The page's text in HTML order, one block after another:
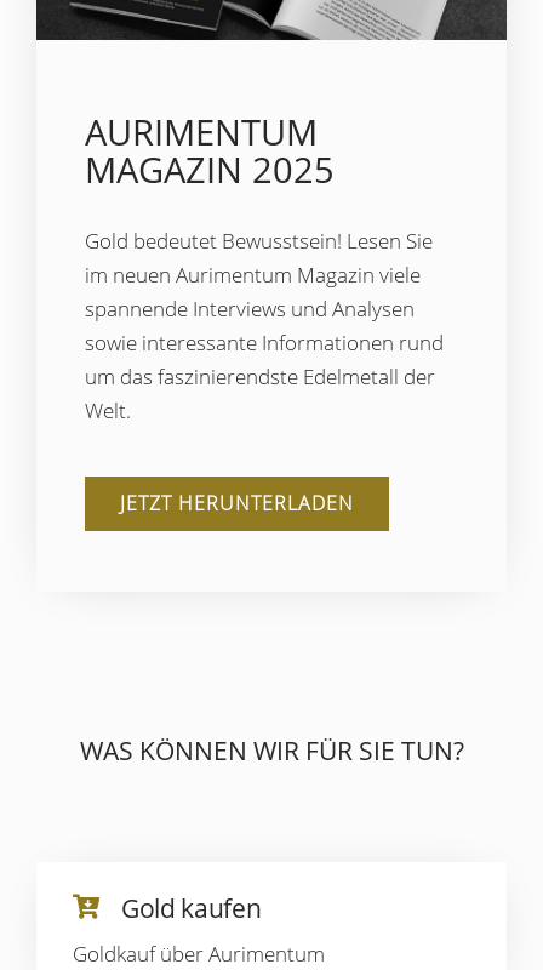
AURIMENTUM
MAGAZIN 2025
Gold bedeutet Bewusstsein! Lesen Sie
im neuen Aurimentum Magazin viele
spannende Interviews und Analysen
sowie interessante Informationen rund
um das faszinierendste Edelmetall der
Welt.
JETZT HERUNTERLADEN
WAS KÖNNEN WIR FÜR SIE TUN?
Gold kaufen
Goldkauf über Aurimentum